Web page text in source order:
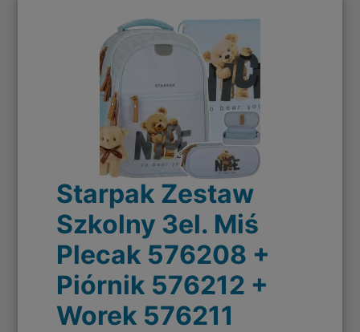
Starpak Zestaw
Szkolny 3el. Miś
Plecak 576208 +
Piórnik 576212 +
Worek 576211